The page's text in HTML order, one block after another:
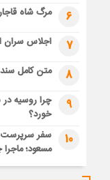
6 مرگ شاه
7 اجلاس سران
8 متن کامل سند
9
چرا روسیه
خورد؟
10
سفر سرپرست
مسعود؛